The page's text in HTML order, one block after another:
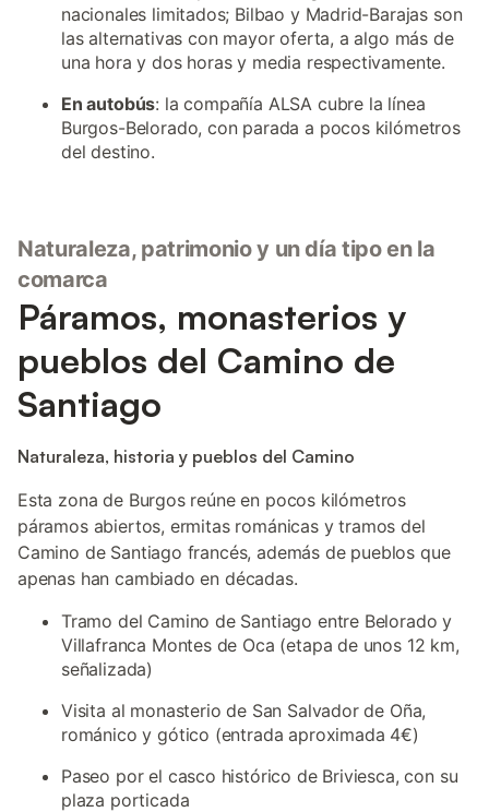
nacionales limitados; Bilbao y Madrid-Barajas son
las alternativas con mayor oferta, a algo más de
una hora y dos horas y media respectivamente.
En autobús: la compañía ALSA cubre la línea
Burgos-Belorado, con parada a pocos kilómetros
del destino.
Naturaleza, patrimonio y un día tipo en la
comarca
Páramos, monasterios y
pueblos del Camino de
Santiago
Naturaleza, historia y pueblos del Camino
Esta zona de Burgos reúne en pocos kilómetros
páramos abiertos, ermitas románicas y tramos del
Camino de Santiago francés, además de pueblos que
apenas han cambiado en décadas.
Tramo del Camino de Santiago entre Belorado y
Villafranca Montes de Oca (etapa de unos 12 km,
señalizada)
Visita al monasterio de San Salvador de Oña,
románico y gótico (entrada aproximada 4€)
Paseo por el casco histórico de Briviesca, con su
plaza porticada